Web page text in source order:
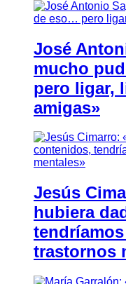
José
mucho
pero ligar,
amigas»
Jesús
hubiera
trastornos